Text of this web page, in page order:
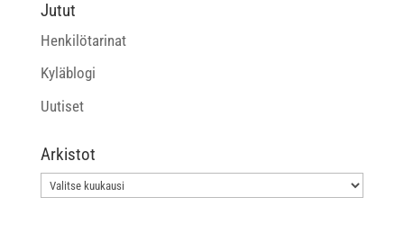
Jutut
Henkilötarinat
Kyläblogi
Uutiset
Arkistot
Arkistot